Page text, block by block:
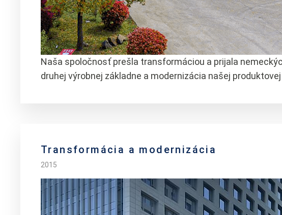
Naša spoločnosť prešla transformáciou a prijala
druhej výrobnej základne a modernizácia našej
Transformácia a modernizácia
2015